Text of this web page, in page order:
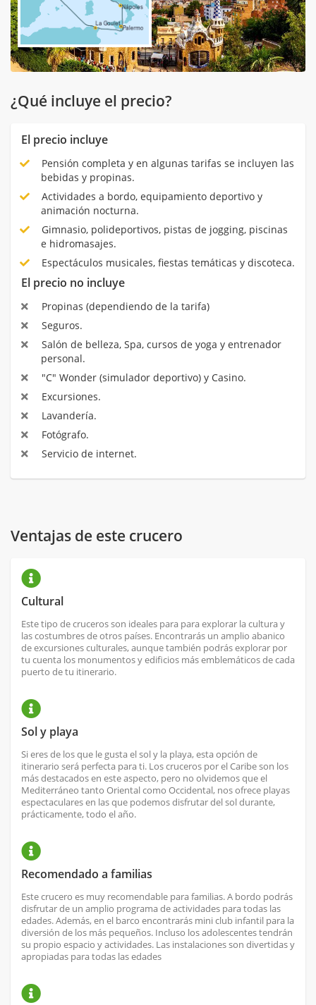
¿Qué incluye el precio?
El precio incluye
Pensión completa y en algunas tarifas se incluyen las
bebidas y propinas.
Actividades a bordo, equipamiento deportivo y
animación nocturna.
Gimnasio, polideportivos, pistas de jogging, piscinas
e hidromasajes.
Espectáculos musicales, fiestas temáticas y discoteca.
El precio no incluye
Propinas (dependiendo de la tarifa)
Seguros.
Salón de belleza, Spa, cursos de yoga y entrenador
personal.
"C" Wonder (simulador deportivo) y Casino.
Excursiones.
Lavandería.
Fotógrafo.
Servicio de internet.
Ventajas de este crucero
Cultural
Este tipo de cruceros son ideales para para explorar la cultura y
las costumbres de otros países. Encontrarás un amplio abanico
de excursiones culturales, aunque también podrás explorar por
tu cuenta los monumentos y edificios más emblemáticos de cada
puerto de tu itinerario.
Sol y playa
Si eres de los que le gusta el sol y la playa, esta opción de
itinerario será perfecta para ti. Los cruceros por el Caribe son los
más destacados en este aspecto, pero no olvidemos que el
Mediterráneo tanto Oriental como Occidental, nos ofrece playas
espectaculares en las que podemos disfrutar del sol durante,
prácticamente, todo el año.
Recomendado a familias
Este crucero es muy recomendable para familias. A bordo podrás
disfrutar de un amplio programa de actividades para todas las
edades. Además, en el barco encontrarás mini club infantil para la
diversión de los más pequeños. Incluso los adolescentes tendrán
su propio espacio y actividades. Las instalaciones son divertidas y
apropiadas para todas las edades